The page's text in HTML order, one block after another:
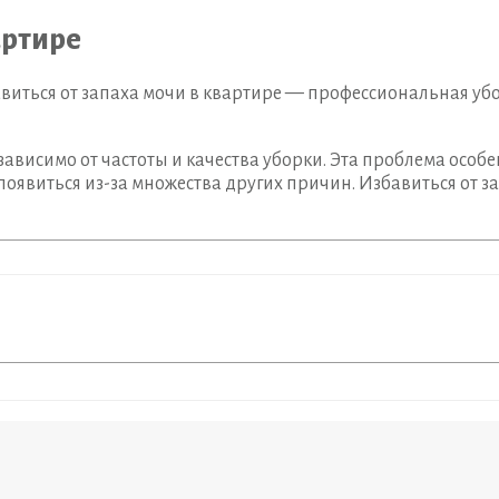
от запаха мочи в квартире — профессиональная
от частоты и качества уборки. Эта проблема
из-за множества других причин. Избавиться от